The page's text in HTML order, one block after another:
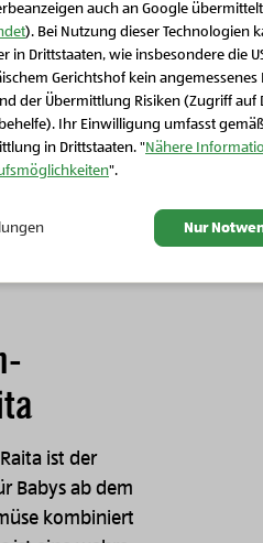
für die Zubereitung von
nitrathaltigem Gemüse wie
bzw. gegarte Speisen - wann
ist der
Babys ab dem
kombiniert
auch an Google
). Bei Nutzung dieser Technologien
in Drittstaaten, wie insbesondere die
Gerichtshof kein
der Übermittlung Risiken (Zugriff auf
Ihr Einwilligung umfasst gemäß
in Drittstaaten. "Nähere
".
Nur